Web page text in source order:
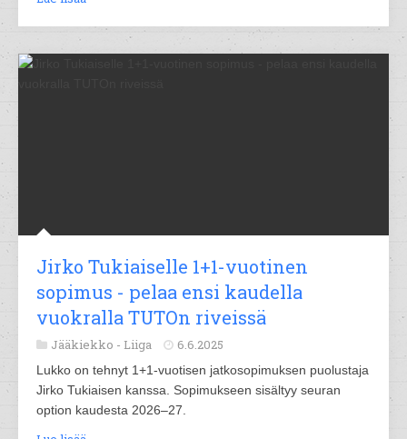
Jirko Tukiaiselle 1+1-vuotinen
sopimus - pelaa ensi kaudella
vuokralla TUTOn riveissä
Jääkiekko - Liiga 6.6.2025
Lukko on tehnyt 1+1-vuotisen jatkosopimuksen puolustaja
Jirko Tukiaisen kanssa. Sopimukseen sisältyy seuran
option kaudesta 2026–27.